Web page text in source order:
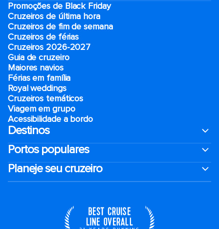
Promoções de Black Friday
Cruzeiros de última hora
Cruzeiros de fim de semana
Cruzeiros de férias
Cruzeiros 2026-2027
Guia de cruzeiro
Maiores navios
Férias em família
Royal weddings
Cruzeiros temáticos
Viagem em grupo
Acessibilidade a bordo
Destinos
Portos populares
Planeje seu cruzeiro